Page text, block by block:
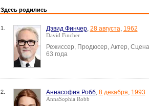
Здесь родились
1. Дэвид Финчер, 28 августа, 1962
David Fincher
Режиссер, Продюсер, Актер,
63 года
2. Аннасофия Робб, 8 декабря, 1993
AnnaSophia Robb